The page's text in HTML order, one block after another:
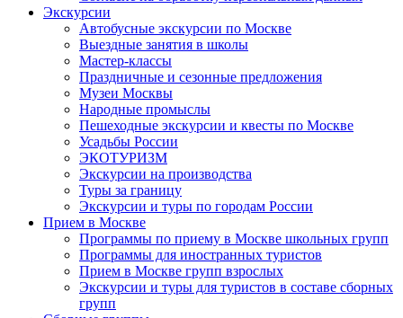
Экскурсии
Автобусные экскурсии по Москве
Выездные занятия в школы
Мастер-классы
Праздничные и сезонные предложения
Музеи Москвы
Народные промыслы
Пешеходные экскурсии и квесты по Москве
Усадьбы России
ЭКОТУРИЗМ
Экскурсии на производства
Туры за границу
Экскурсии и туры по городам России
Прием в Москве
Программы по приему в Москве школьных групп
Программы для иностранных туристов
Прием в Москве групп взрослых
Экскурсии и туры для туристов в составе сборных
групп